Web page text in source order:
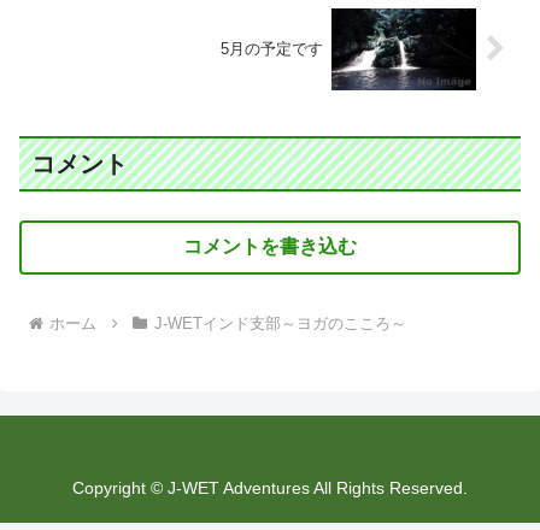
5月の予定です
コメント
コメントを書き込む
ホーム J-WETインド支部～ヨガのこころ～
Copyright © J-WET Adventures All Rights Reserved.